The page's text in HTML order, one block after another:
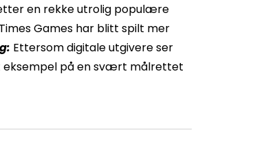
en rekke utrolig populære
Games har blitt spilt mer
Ettersom digitale utgivere ser
på en svært målrettet